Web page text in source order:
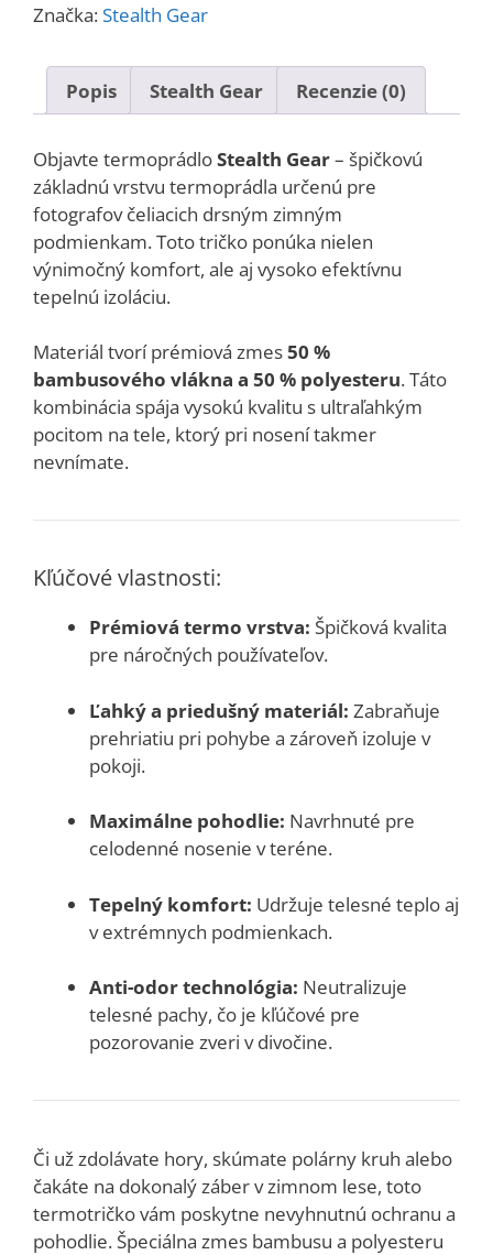
pánske
Značka:Stealth Gear
Popis Stealth Gear Recenzie (0)
Objavte termoprádloStealth Gear– špičkovú
základnú vrstvu termoprádla určenú pre
fotografov čeliacich drsným zimným
podmienkam.Toto tričko ponúka nielen
výnimočný komfort, ale aj vysoko efektívnu
tepelnú izoláciu.
Materiál tvorí prémiová zmes50 %
bambusového vlákna a 50 % polyesteru. Táto
kombinácia spája vysokú kvalitu s ultraľahkým
pocitom na tele, ktorý pri nosení takmer
nevnímate.
Kľúčové vlastnosti:
Prémiová termo vrstva: Špičková kvalita
pre náročných používateľov.
Ľahký a priedušný materiál: Zabraňuje
prehriatiu pri pohybe a zároveň izoluje v
pokoji.
Maximálne pohodlie: Navrhnuté pre
celodenné nosenie v teréne.
Tepelný komfort: Udržuje telesné teplo aj
v extrémnych podmienkach.
Anti-odor technológia: Neutralizuje
telesné pachy, čo je kľúčové pre
pozorovanie zveri v divočine.
Či už zdolávate hory, skúmate polárny kruh alebo
čakáte na dokonalý záber v zimnom lese, toto
termotričko vám poskytne nevyhnutnú ochranu a
pohodlie. Špeciálna zmes bambusu a polyesteru